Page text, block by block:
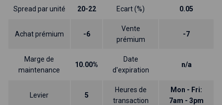
Spread par unité 20-22 Ecart (%) 0.05
Achat prémium -6
Vente
prémium
-7
Marge de
maintenance
10.00%
Date
d'expiration
n/a
Levier 5
Heures de
transaction
Mon - Fri:
7am - 3pm